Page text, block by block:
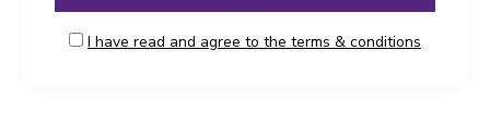
I have read and agree to the terms & conditions